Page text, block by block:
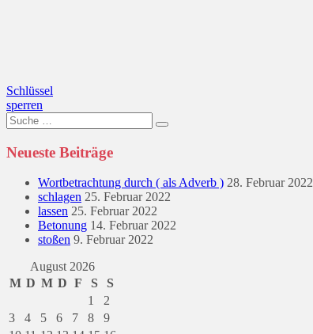
Beitragsnavigation
Schlüssel
sperren
Suche
nach:
Neueste Beiträge
Wortbetrachtung durch ( als Adverb ) 28. Februar 2022
schlagen 25. Februar 2022
lassen 25. Februar 2022
Betonung 14. Februar 2022
stoßen 9. Februar 2022
August 2026
M D M D F S
S
1
2
3
4 5 6 7 8
9